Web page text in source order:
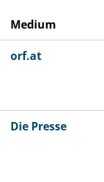
Medium
orf.at
Die Presse